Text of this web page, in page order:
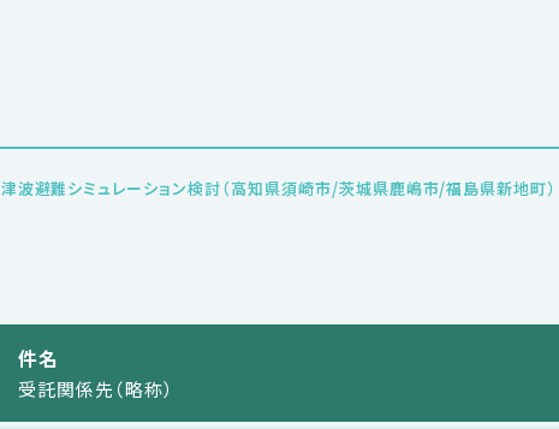
津波避難シミュレーション検討（高知県須崎市/茨城県鹿嶋市/福島県新地町）
件名
受託関係先（略称）